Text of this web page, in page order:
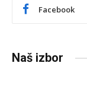
Facebook
Naš izbor